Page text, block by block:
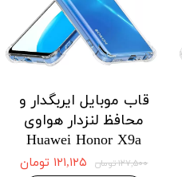
قاب موبایل ایربگدار و
محافظ لنزدار هواوی
Huawei Honor X9a
۱۲۷,۵۰۰ تومان ۱۲۱,۱۲۵ تومان